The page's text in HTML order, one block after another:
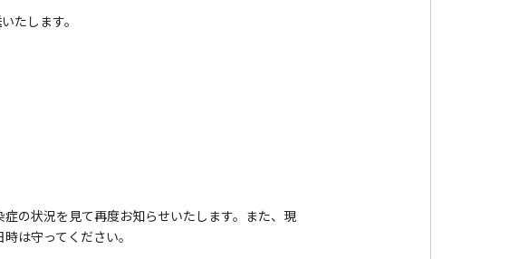
たします。
の状況を見て再度お知らせいたします。また、現
は守ってください。